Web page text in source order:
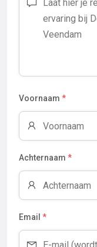
Voornaam *
Achternaam *
Email *